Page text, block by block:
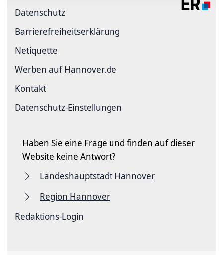
Datenschutz
Barriere­freiheits­erklärung
Netiquette
Werben auf Hannover.de
Kontakt
Datenschutz-Einstellungen
Haben Sie eine Frage und finden auf dieser
Website keine Antwort?
Landeshauptstadt Hannover
Region Hannover
Redaktions-Login